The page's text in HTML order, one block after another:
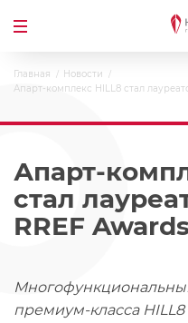
Главная
Новости
Апарт-комплекс HILL8 стал
Апарт-
стал
RREF
премиум-класса